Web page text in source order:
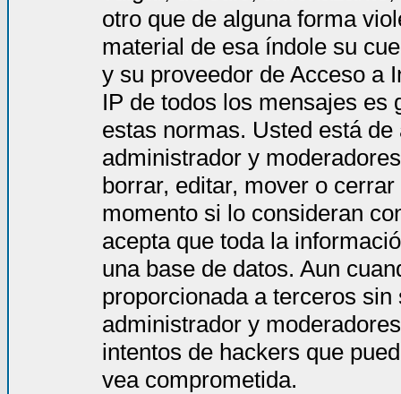
otro que de alguna forma
material de esa índole su
y su proveedor de Acceso a
IP de todos los mensajes es
estas normas. Usted está
administrador y
borrar, editar, mover o
momento si lo consideran
acepta que toda la
una base de datos. Aun
proporcionada a terceros
administrador y
intentos de hackers que
vea comprometida.